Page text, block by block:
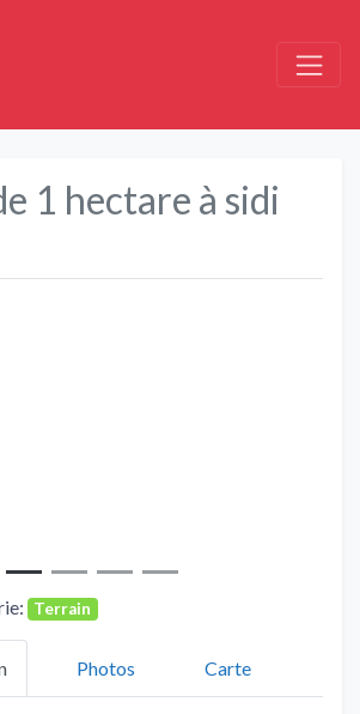
1 hectare à sidi
Terrain
Photos Carte